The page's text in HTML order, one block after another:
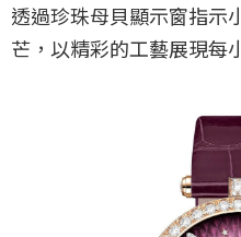
透過珍珠母貝顯示窗指示
芒，以精彩的工藝展現每